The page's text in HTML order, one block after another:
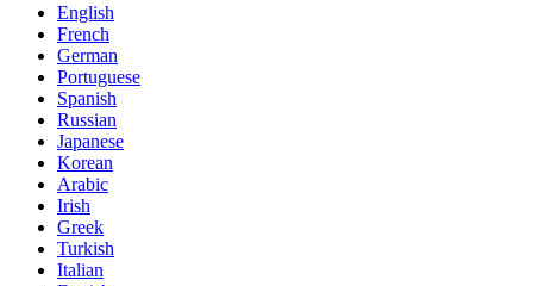
English
French
German
Portuguese
Spanish
Russian
Japanese
Korean
Arabic
Irish
Greek
Turkish
Italian